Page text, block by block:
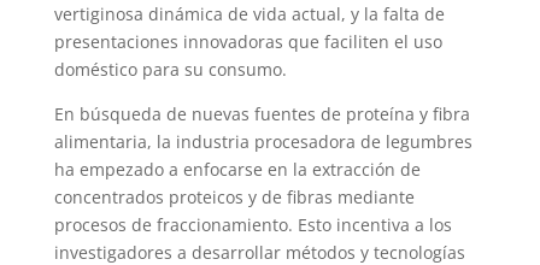
vertiginosa dinámica de vida actual, y la falta de
presentaciones innovadoras que faciliten el uso
doméstico para su consumo.
En búsqueda de nuevas fuentes de proteína y fibra
alimentaria, la industria procesadora de legumbres
ha empezado a enfocarse en la extracción de
concentrados proteicos y de fibras mediante
procesos de fraccionamiento. Esto incentiva a los
investigadores a desarrollar métodos y tecnologías